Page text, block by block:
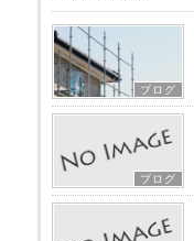
ブログ
ブログ